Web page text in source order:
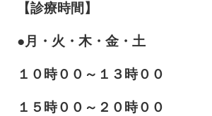
【診療時間】
●月・火・木・金・土
１０時００～１３時００
１５時００～２０時００